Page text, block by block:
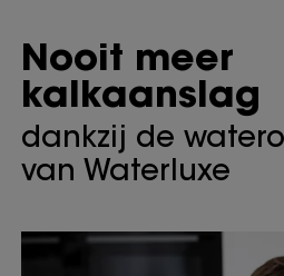
Nooit meer
kalkaanslag
dankzij de
van Waterluxe